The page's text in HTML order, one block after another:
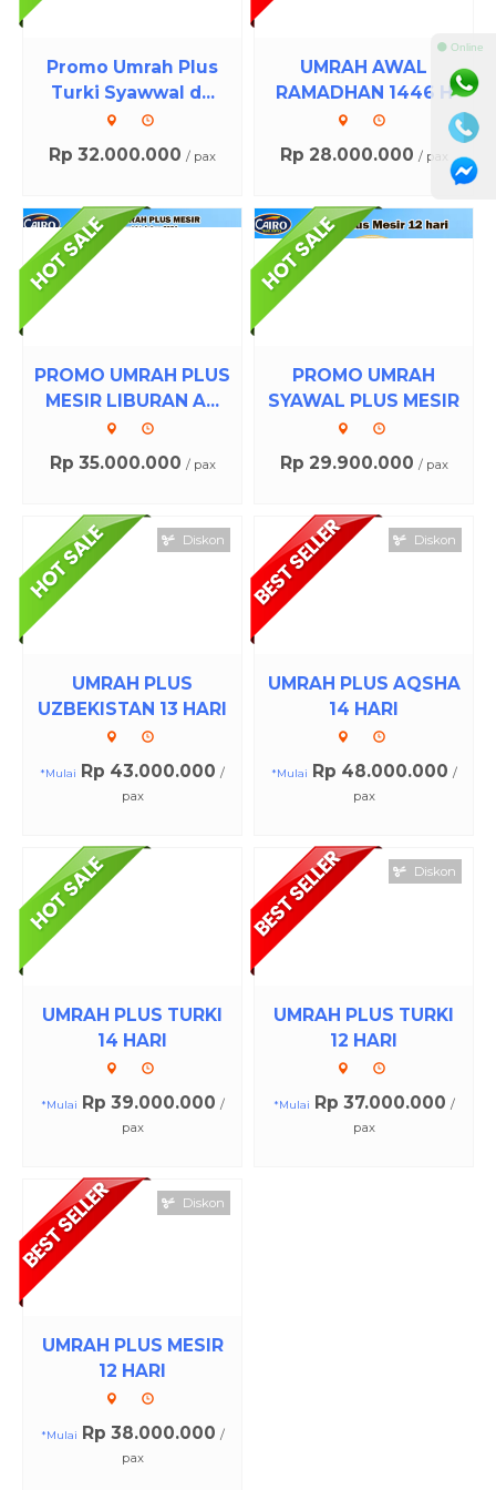
Promo Umrah Plus
Turki Syawwal d...
Rp 32.000.000 / pax
UMRAH AWAL
RAMADHAN 1446 H
Rp 28.000.000 / pax
PROMO UMRAH PLUS
MESIR LIBURAN A...
Rp 35.000.000 / pax
PROMO UMRAH
SYAWAL PLUS MESIR
Rp 29.900.000 / pax
UMRAH PLUS
UZBEKISTAN 13 HARI
*Mulai Rp 43.000.000 /
pax
Diskon
UMRAH PLUS AQSHA
14 HARI
*Mulai Rp 48.000.000 /
pax
Diskon
UMRAH PLUS TURKI
14 HARI
*Mulai Rp 39.000.000 /
pax
UMRAH PLUS TURKI
12 HARI
*Mulai Rp 37.000.000 /
pax
Diskon
UMRAH PLUS MESIR
12 HARI
*Mulai Rp 38.000.000 /
pax
Diskon
⚫ Online